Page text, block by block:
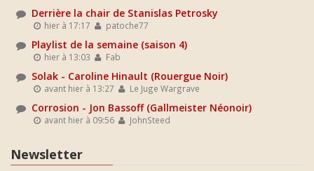
Derrière la chair de Stanislas Petrosky
hier à 17:17 patoche77
Playlist de la semaine (saison 4)
hier à 13:03 Fab
Solak - Caroline Hinault (Rouergue Noir)
avant hier à 13:27 Le Juge Wargrave
Corrosion - Jon Bassoff (Gallmeister Néonoir)
avant hier à 09:56 JohnSteed
Newsletter